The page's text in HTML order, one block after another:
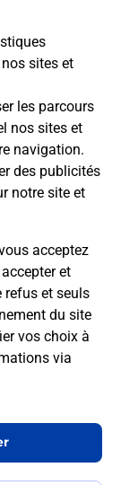
sites et
les parcours
nos sites et
navigation.
des publicités
notre site et
acceptez
et
refus et seuls
du site
vos choix à
via
08h00
Lolif